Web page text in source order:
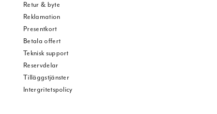
Retur & byte
Reklamation
Presentkort
Betala offert
Teknisk support
Reservdelar
Tilläggstjänster
Intergritetspolicy